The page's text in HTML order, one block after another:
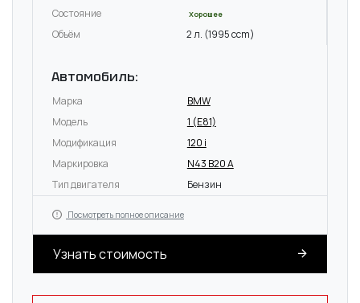
Состояние
Хорошее
Объём 2 л. (1995 ccm)
Автомобиль:
Марка
BMW
Модель
1 (E81)
Модификация
120 i
Маркировка
N43 B20 A
Тип двигателя
Бензин
Посмотреть полное описание
Узнать стоимость